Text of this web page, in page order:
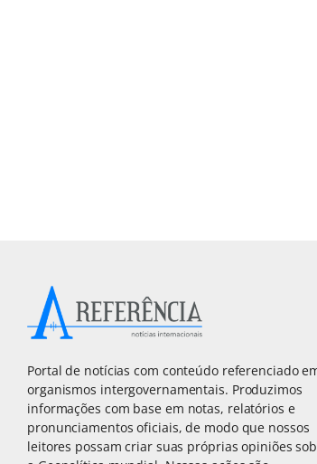
Portal de notícias com conteúdo referenciado
organismos intergovernamentais. Produzimos
informações com base em notas, relatórios e
pronunciamentos oficiais, de modo que nossos
leitores possam criar suas próprias opiniões